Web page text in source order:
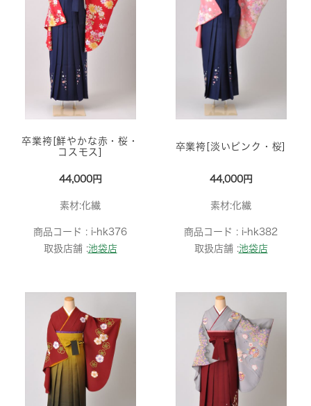
卒業袴[鮮やかな赤・桜・
コスモス]
44,000円
素材:化繊
商品コード : i-hk376
取扱店舗 :池袋店
卒業袴[淡いピンク・桜]
44,000円
素材:化繊
商品コード : i-hk382
取扱店舗 :池袋店